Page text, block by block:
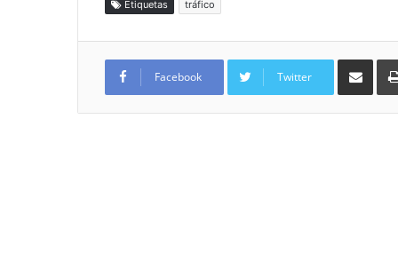
Etiquetas tráfico
Facebook Twitter
Compartir